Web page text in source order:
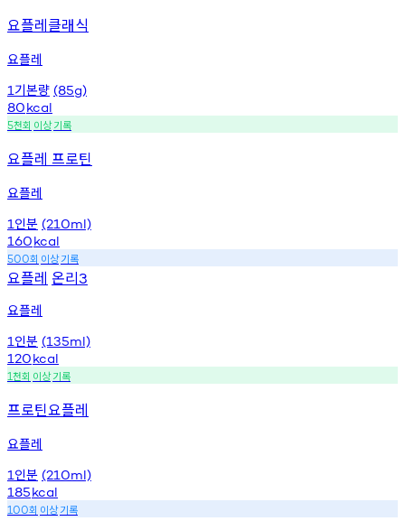
요플레클래식
요플레
1 기본량 (85g)
80kcal
5천회 이상기록
요플레 프로틴
요플레
1 인분 (210ml)
160kcal
500회 이상기록
요플레 온리3
요플레
1 인분 (135ml)
120kcal
1천회 이상기록
프로틴요플레
요플레
1 인분 (210ml)
185kcal
100회 이상기록